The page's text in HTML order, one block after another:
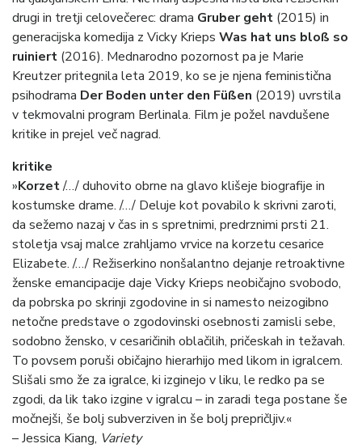
drugi in tretji celovečerec: drama Gruber geht (2015) in
generacijska komedija z Vicky Krieps Was hat uns bloß so
ruiniert (2016). Mednarodno pozornost pa je Marie
Kreutzer pritegnila leta 2019, ko se je njena feministična
psihodrama Der Boden unter den Füßen (2019) uvrstila
v tekmovalni program Berlinala. Film je požel navdušene
kritike in prejel več nagrad.
kritike
»Korzet/…/ duhovito obrne na glavo klišeje biografije in
kostumske drame. /…/ Deluje kot povabilo k skrivni zaroti,
da sežemo nazaj v čas in s spretnimi, predrznimi prsti 21.
stoletja vsaj malce zrahljamo vrvice na korzetu cesarice
Elizabete. /…/ Režiserkino nonšalantno dejanje retroaktivne
ženske emancipacije daje Vicky Krieps neobičajno svobodo,
da pobrska po skrinji zgodovine in si namesto neizogibno
netočne predstave o zgodovinski osebnosti zamisli sebe,
sodobno žensko, v cesaričinih oblačilih, pričeskah in težavah.
To povsem poruši običajno hierarhijo med likom in igralcem.
Slišali smo že za igralce, ki izginejo v liku, le redko pa se
zgodi, da lik tako izgine v igralcu – in zaradi tega postane še
močnejši, še bolj subverziven in še bolj prepričljiv.«
– Jessica Kiang, Variety